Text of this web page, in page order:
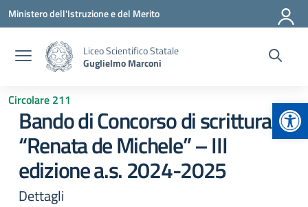
Vai ai contenuti
Vai al menu di navigazione
Vai al footer
Ministero dell'Istruzione e del Merito
Liceo Scientifico Statale
Guglielmo Marconi
Circolare 211
Bando di Concorso di scrittura
“Renata de Michele” – III
edizione a.s. 2024-2025
Dettagli